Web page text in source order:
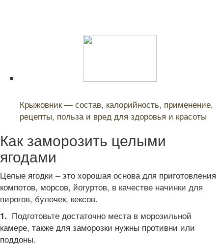
Крыжовник — состав, калорийность, применение,
рецепты, польза и вред для здоровья и красоты
Как заморозить целыми
ягодами
Целые ягодки – это хорошая основа для приготовления
компотов, морсов, йогуртов, в качестве начинки для
пирогов, булочек, кексов.
1. Подготовьте достаточно места в морозильной
камере, также для заморозки нужны противни или
поддоны.